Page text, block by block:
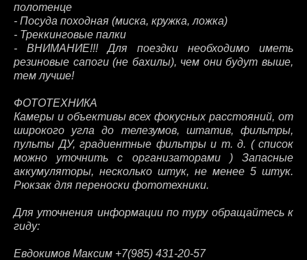
полотенце
- Посуда походная (миска, кружка, ложка)
- Треккинговые палки
- ВНИМАНИЕ!!! Для поездки необходимо иметь
резиновые сапоги (не бахилы), чем они будут выше,
тем лучше!
ФОТОТЕХНИКА
Камеры и объективы всех фокусных расстояний, от
широкого угла до телезумов, штатив, фильтры,
пульты ДУ, градиентные фильтры и т. д. ( список
можно уточнить с организаторами ) Запасные
аккумуляторы, несколько штук, не менее 5 штук.
Рюкзак для переноски фототехники.
Для уточнения информации по туру обращайтесь к
гиду:
Евдокимов Максим +7(985) 431-20-57